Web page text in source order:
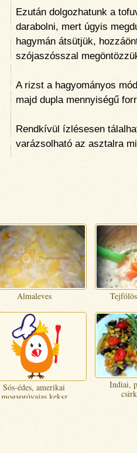
Ezután dolgozhatunk a
darabolni, mert úgyis
hagymán átsütjük,
szójaszósszal
A rizst a hagyományos
majd dupla mennyiségű
Rendkívül ízlésesen
varázsolható az asztalra
Almaleves
Sós-édes, amerikai
mogyoróvajas keksz
Indiai,